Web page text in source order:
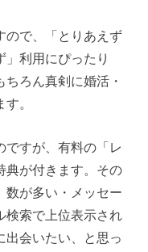
ので、「とりあえず
利用にぴったり
ろん真剣に婚活・
。
ですが、有料の「レ
典が付きます。その
数が多い・メッセー
検索で上位表示され
出会いたい、と思っ